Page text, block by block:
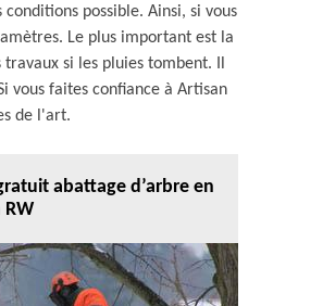
possible. Ainsi, si vous
Le plus important est la
si les pluies tombent. Il
vous faites confiance à Artisan
de l'art.
abattage d’arbre en